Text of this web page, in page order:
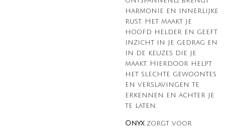
harmonie en innerlijke
rust. Het maakt je
hoofd helder en geeft
inzicht in je gedrag en
in de keuzes die je
maakt. Hierdoor helpt
het slechte gewoontes
en verslavingen te
erkennen en achter je
te laten.
Onyxzorgt voor